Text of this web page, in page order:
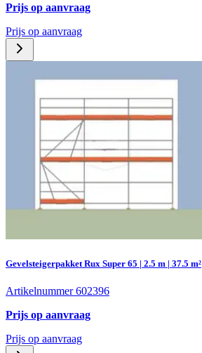
Prijs op aanvraag
Prijs op aanvraag
Gevelsteigerpakket Rux Super 65 | 2.5 m | 37.5 m²
Artikelnummer 602396
Prijs op aanvraag
Prijs op aanvraag